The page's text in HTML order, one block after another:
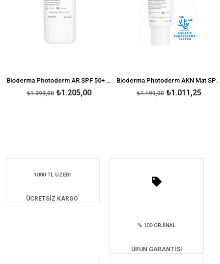
Bioderma Photoderm AR SPF 50+ 30 ml
₺1.205,00
₺1.399,00
Bioderma Photoderm AKN Mat SPF 30 40 ml
₺1.011,25
₺1.199,00
1000 TL ÜZERİ
ÜCRETSİZ KARGO
% 100 ORJİNAL
ÜRÜN GARANTİSİ